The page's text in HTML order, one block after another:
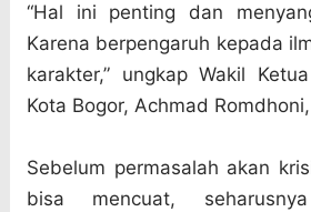
“Hal ini penting dan
Karena berpengaruh kepada
karakter,” ungkap Wakil
Kota Bogor, Achmad
Sebelum permasalah akan
bisa mencuat,